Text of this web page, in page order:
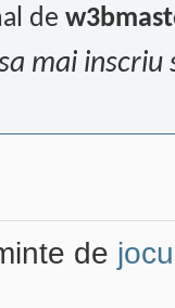
de
mai inscriu
de